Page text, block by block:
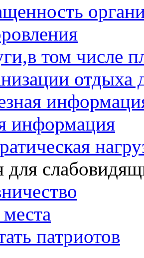
том числе
отдыха
информация
для
патриотов